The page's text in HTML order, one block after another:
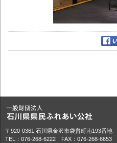
〒920-0361 石川県金沢市袋畠町南193番
TEL：076-268-6222 FAX：076-268-6653